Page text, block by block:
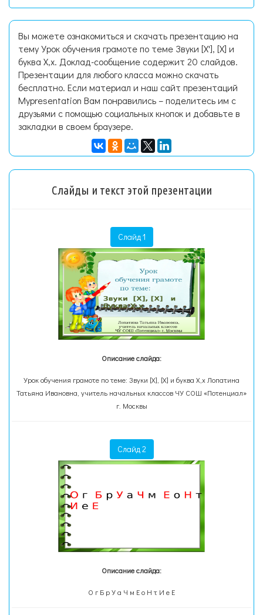
Вы можете ознакомиться и скачать презентацию на
тему Урок обучения грамоте по теме Звуки [Х'], [Х] и
буква Х,х. Доклад-сообщение содержит 20 слайдов.
Презентации для любого класса можно скачать
бесплатно. Если материал и наш сайт презентаций
Mypresentation Вам понравились – поделитесь им с
друзьями с помощью социальных кнопок и добавьте в
закладки в своем браузере.
Слайды и текст этой презентации
Слайд 1
Описание слайда:
Урок обучения грамоте по теме: Звуки [Х], [Х] и буква Х,х Лопатина
Татьяна Ивановна, учитель начальных классов ЧУ СОШ «Потенциал»
г. Москвы
Слайд 2
Описание слайда:
О г Б р У а Ч м Е о Н т И е Е